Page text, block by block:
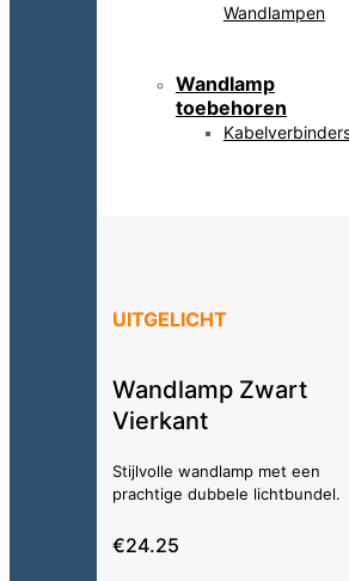
Wandlampen
Wandlamp
toebehoren
UITGELICHT
Wandlamp Zwart
Vierkant
Stijlvolle wandlamp met een
prachtige dubbele lichtbundel.
€24.25